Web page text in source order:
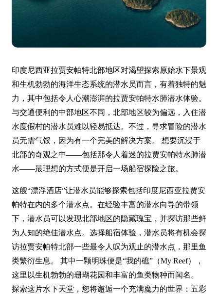
印度尼西亚拉贾安帕特北部地区对渴望探索原始水下景观
和生机勃勃的海洋生态系统的潜水员而言，有着独特的魅
力，其中包括令人心潮澎湃的拉贾安帕特水肺潜水体验。
与交通便利的中部地区不同，北部地区较为偏远，入住潜
水度假村的潜水员难以轻易抵达。不过，寻求冒险的潜水
员无需气馁，因为有一个完美的解决方案。 想要沉浸于
北部的奇观之中——包括那令人着迷的拉贾安帕特水肺潜
水——最理想的方式便是开启一场船宿探险之旅。
这艘“漂浮酒店”让潜水员能够探索包括印度尼西亚拉贾安
帕特在内的多个潜水点。在经验丰富的潜水向导的带领
下，潜水员可以发现北部地区的隐藏瑰宝，并探访那些鲜
为人知的绝佳潜水点。选择船宿体验，潜水员将有机会探
访拉贾安帕特北部一些最令人叹为观止的潜水点，那里鱼
类繁衍生息。 其中一颗明珠便是“我的礁”（My Reef），
这里以生机勃勃的珊瑚花园和丰富的鱼类物种而闻名。
探索这片水下天堂，您将邂逅一个充满魔力的世界：五彩